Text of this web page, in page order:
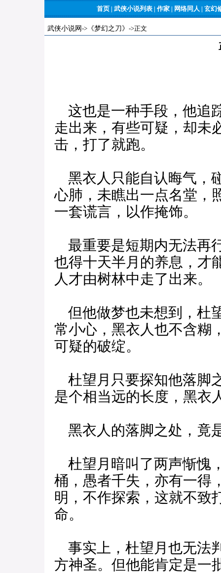
首页 | 武侠小说列表 | 作家 | 网络同人 | 玄幻
武侠小说网 -> 《梦幻之刀》 ->正文
这也是一种手段，他追
走出来，有些可疑，却未
击，打了就跑。
黑衣人只能自认晦气，
心肺，未瞧出一点名堂，
一套谎言，以作掩饰。
最重要是短期内无法再
也得十天半月的养息，才
人才由树林中走了出来。
但他做梦也未想到，杜
常小心，黑衣人也不含糊
可疑的破绽。
杜望月只要探知他落脚
是个相当远的长度，黑衣
黑衣人的落脚之处，竟
杜望月暗叫了两声惭愧
桶，愚者千失，亦有一得
明，不作探索，这就不致
命。
事实上，杜望月也无法
方神圣。但他能肯定是一